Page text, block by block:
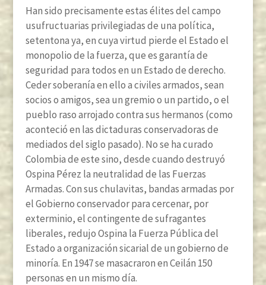
Han sido precisamente estas élites del campo
usufructuarias privilegiadas de una política,
setentona ya, en cuya virtud pierde el Estado el
monopolio de la fuerza, que es garantía de
seguridad para todos en un Estado de derecho.
Ceder soberanía en ello a civiles armados, sean
socios o amigos, sea un gremio o un partido, o el
pueblo raso arrojado contra sus hermanos (como
aconteció en las dictaduras conservadoras de
mediados del siglo pasado). No se ha curado
Colombia de este sino, desde cuando destruyó
Ospina Pérez la neutralidad de las Fuerzas
Armadas. Con sus chulavitas, bandas armadas por
el Gobierno conservador para cercenar, por
exterminio, el contingente de sufragantes
liberales, redujo Ospina la Fuerza Pública del
Estado a organización sicarial de un gobierno de
minoría. En 1947 se masacraron en Ceilán 150
personas en un mismo día.